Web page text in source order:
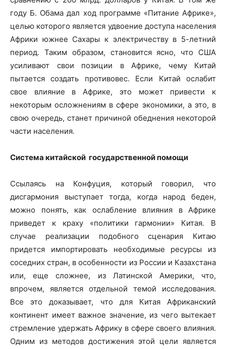
году Б. Обама дал ход программе «Питание Африке»,
целью которого является удвоение доступа населения
Африки южнее Сахары к электричеству в 5-летний
период. Таким образом, становится ясно, что США
усиливают свои позиции в Африке, чему Китай
пытается создать противовес. Если Китай ослабит
свое влияние в Африке, это может привести к
некоторым осложнениям в сфере экономики, а это, в
свою очередь, станет причиной обеднения некоторой
части населения.
Система китайской государственной помощи
Ссылаясь на Конфуция, который говорил, что
дисгармония выступает тогда, когда народ беден,
можно понять, как ослабление влияния в Африке
приведет к краху «политики гармонии» Китая. В
случае реализации подобного сценария Китаю
придется импортировать необходимые ресурсы из
соседних стран, в особенности из России и Казахстана
или, еще сложнее, из Латинской Америки, что,
впрочем, является отдельной темой исследования.
Все это доказывает, что для Китая Африканский
континент имеет важное значение, из чего вытекает
стремление удержать Африку в сфере своего влияния.
Одним из методов достижения этой цели является